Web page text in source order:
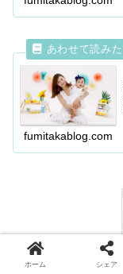
fumitakablog.com
ホーム シェア